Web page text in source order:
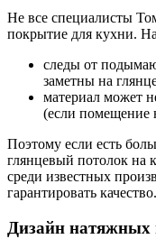
Не все специалисты
покрытие для кухни.
следы от
заметны на
материал может
(если помещение
Поэтому если есть
глянцевый потолок на
среди известных
гарантировать качество.
Дизайн натяжных